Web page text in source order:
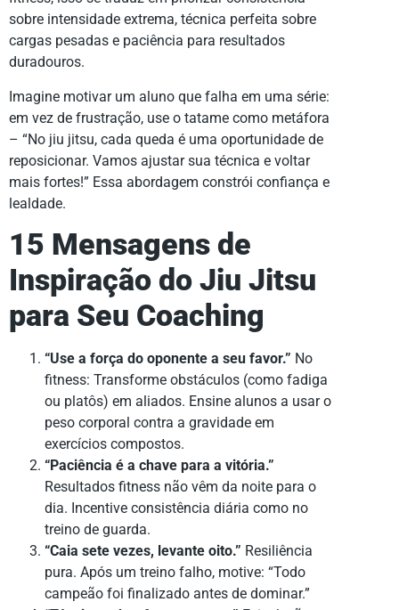
sobre intensidade extrema, técnica perfeita sobre
cargas pesadas e paciência para resultados
duradouros.
Imagine motivar um aluno que falha em uma série:
em vez de frustração, use o tatame como metáfora
– “No jiu jitsu, cada queda é uma oportunidade de
reposicionar. Vamos ajustar sua técnica e voltar
mais fortes!” Essa abordagem constrói confiança e
lealdade.
15 Mensagens de
Inspiração do Jiu Jitsu
para Seu Coaching
“Use a força do oponente a seu favor.” No
fitness: Transforme obstáculos (como fadiga
ou platôs) em aliados. Ensine alunos a usar o
peso corporal contra a gravidade em
exercícios compostos.
“Paciência é a chave para a vitória.”
Resultados fitness não vêm da noite para o
dia. Incentive consistência diária como no
treino de guarda.
“Caia sete vezes, levante oito.” Resiliência
pura. Após um treino falho, motive: “Todo
campeão foi finalizado antes de dominar.”